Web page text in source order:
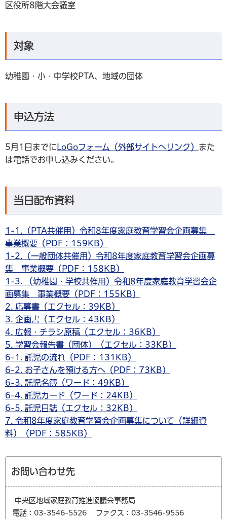
区役所8階大会議室
対象
幼稚園・小・中学校PTA、地域の団体
申込方法
5月1日までに LoGoフォーム（外部サイトへリンク） また
は電話でお申し込みください。
当日配布資料
1-1.（PTA共催用）令和8年度家庭教育学習会企画募集
事業概要（PDF：159KB）
1-2.（一般団体共催用）令和8年度家庭教育学習会企画募
集 事業概要（PDF：158KB）
1-3. （幼稚園・学校共催用）令和8年度家庭教育学習会企
画募集 事業概要（PDF：155KB）
2. 応募書（エクセル：39KB）
3. 企画書（エクセル：43KB）
4. 広報・チラシ原稿（エクセル：36KB）
5. 学習会報告書（団体）（エクセル：33KB）
6-1. 託児の流れ（PDF：131KB）
6-2. お子さんを預ける方へ（PDF：73KB）
6-3. 託児名簿（ワード：49KB）
6-4. 託児カード（ワード：24KB）
6-5. 託児日誌（エクセル：32KB）
7. 令和8年度家庭教育学習会企画募集について（詳細資
料）（PDF：585KB）
お問い合わせ先
中央区地域家庭教育推進協議会事務局
電話：03-3546-5526
ファクス：03-3546-9556